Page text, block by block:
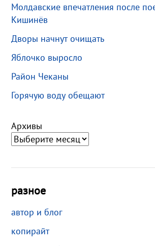
Молдавские впечатления после
Кишинёв
Дворы начнут очищать
Яблочко выросло
Район Чеканы
Горячую воду обещают
Архивы
разное
автор и блог
копирайт